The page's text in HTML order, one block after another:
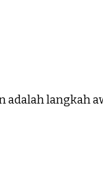
adalah langkah